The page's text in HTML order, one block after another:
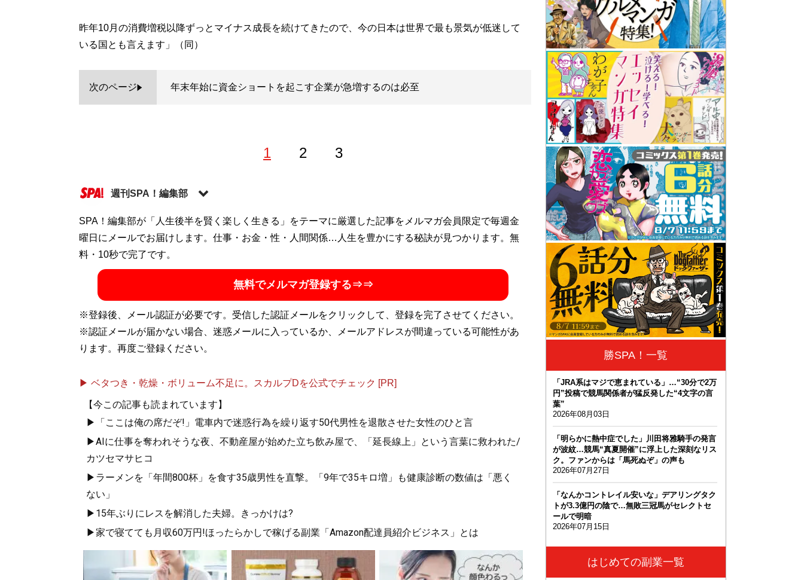
昨年10月の消費増税以降ずっとマイナス成長を続けてきたので、今の日本は世界で最も景気が低迷して
いる国とも言えます」（同）
次のページ 年末年始に資金ショートを起こす企業が急増するのは必至
1 2 3
週刊SPA！編集部
記事一覧へ
SPA！編集部が「人生後半を賢く楽しく生きる」をテーマに厳選した記事をメルマガ会員限定で毎週金
曜日にメールでお届けします。仕事・お金・性・人間関係…人生を豊かにする秘訣が見つかります。無
料・10秒で完了です。
無料でメルマガ登録する⇒⇒
※登録後、メール認証が必要です。受信した認証メールをクリックして、登録を完了させてください。
※認証メールが届かない場合、迷惑メールに入っているか、メールアドレスが間違っている可能性があ
ります。再度ご登録ください。
▶ ベタつき・乾燥・ボリューム不足に。スカルプDを公式でチェック [PR]
【今この記事も読まれています】
▶「ここは俺の席だぞ!」電車内で迷惑行為を繰り返す50代男性を退散させた女性のひと言
▶AIに仕事を奪われそうな夜、不動産屋が始めた立ち飲み屋で、「延長線上」という言葉に救われた/
カツセマサヒコ
▶ラーメンを「年間800杯」を食す35歳男性を直撃。「9年で35キロ増」も健康診断の数値は「悪く
ない」
▶15年ぶりにレスを解消した夫婦。きっかけは?
▶家で寝てても月収60万円!ほったらかしで稼げる副業「Amazon配達員紹介ビジネス」とは
勝SPA！一覧
「JRA系はマジで恵まれている」…“30分で2万
円”投稿で競馬関係者が猛反発した“4文字の言
葉”
2026年08月03日
「明らかに熱中症でした」川田将雅騎手の発言
が波紋…競馬“真夏開催”に浮上した深刻なリス
ク。ファンからは「馬死ぬぞ」の声も
2026年07月27日
「なんかコントレイル安いな」デアリングタク
トが3.3億円の陰で…無敗三冠馬がセレクトセ
ールで明暗
2026年07月15日
はじめての副業一覧